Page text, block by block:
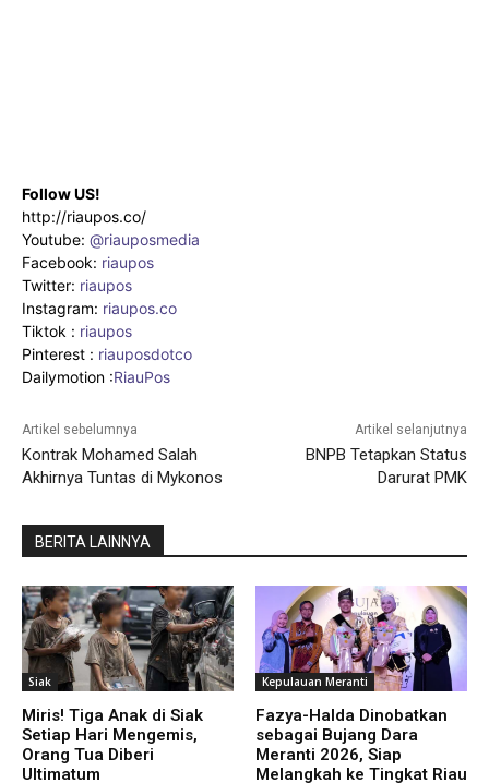
Follow US!
http://riaupos.co/
Youtube: @riauposmedia
Facebook: riaupos
Twitter: riaupos
Instagram: riaupos.co
Tiktok : riaupos
Pinterest : riauposdotco
Dailymotion :RiauPos
Artikel sebelumnya
Kontrak Mohamed Salah
Akhirnya Tuntas di Mykonos
Artikel selanjutnya
BNPB Tetapkan Status
Darurat PMK
BERITA LAINNYA
Siak
Miris! Tiga Anak di Siak
Setiap Hari Mengemis,
Orang Tua Diberi
Ultimatum
Kepulauan Meranti
Fazya-Halda Dinobatkan
sebagai Bujang Dara
Meranti 2026, Siap
Melangkah ke Tingkat Riau